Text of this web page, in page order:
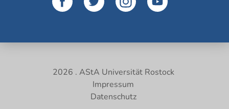
2026 . AStA Universität Rostock
Impressum
Datenschutz